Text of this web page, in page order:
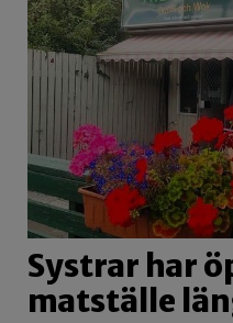
Systrar har
matställe